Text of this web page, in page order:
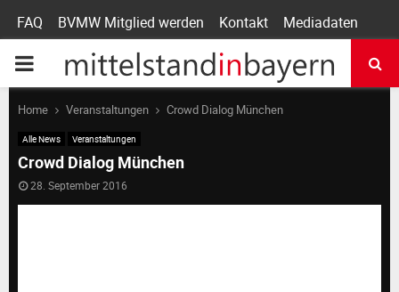
FAQ BVMW Mitglied werden Kontakt Mediadaten
P
R
I
M
Home Veranstaltungen Crowd Dialog München
Alle News Veranstaltungen
Crowd Dialog München
28. September 2016